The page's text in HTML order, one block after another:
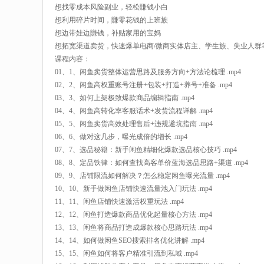
想找零成本风险副业，轻松賺钱小白
想利用碎片时间，賺零花钱的上班族
想边带娃边賺钱，补贴家用的宝妈
想拓宽渠道卖货，快速爆单电商/微商实体店主、学生族、失业人群
课程内容：
01、1、闲鱼卖货整体运营思路及服务方向+方法论梳理 .mp4
02、2、闲鱼高权重账号注册+包装+打造+养号+准备 .mp4
03、3、如何上架极致爆款商品编辑指南 .mp4
04、4、闲鱼高转化率客服话术+发货流程详解 .mp4
05、5、闲鱼卖货高效处理售后+违规避坑指南 .mp4
06、6、做对这几步，曝光成倍的增长 .mp4
07、7、选品秘籍：新手闲鱼精细化爆款选品核心技巧 .mp4
08、8、定品铁律：如何查找高客单价蓝海选品思路+渠道 .mp4
09、9、店铺限流如何解决？怎么稳定闲鱼曝光流量 .mp4
10、10、新手做闲鱼店铺快速流量池入门玩法 .mp4
11、11、闲鱼店铺快速激活权重玩法 .mp4
12、12、闲鱼打造爆款商品优化起量核心方法 .mp4
13、13、闲鱼将商品打造成爆款核心思路玩法 .mp4
14、14、如何做闲鱼SEO搜索排名优化讲解 .mp4
15、15、闲鱼如何将客户精准引流到私域 .mp4